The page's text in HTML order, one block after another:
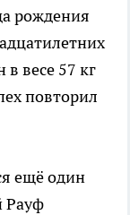
рождения
весе 57 кг
повторил
ещё один
Рауф